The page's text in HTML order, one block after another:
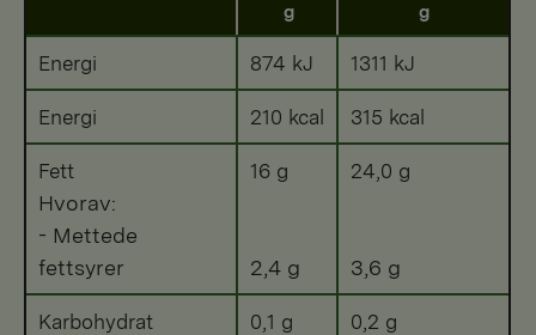
g
g
Energi 874 kJ 1311 kJ
Energi 210 kcal 315 kcal
Fett
Hvorav:
- Mettede
fettsyrer
16 g
2,4 g
24,0 g
3,6 g
Karbohydrat 0,1 g 0,2 g